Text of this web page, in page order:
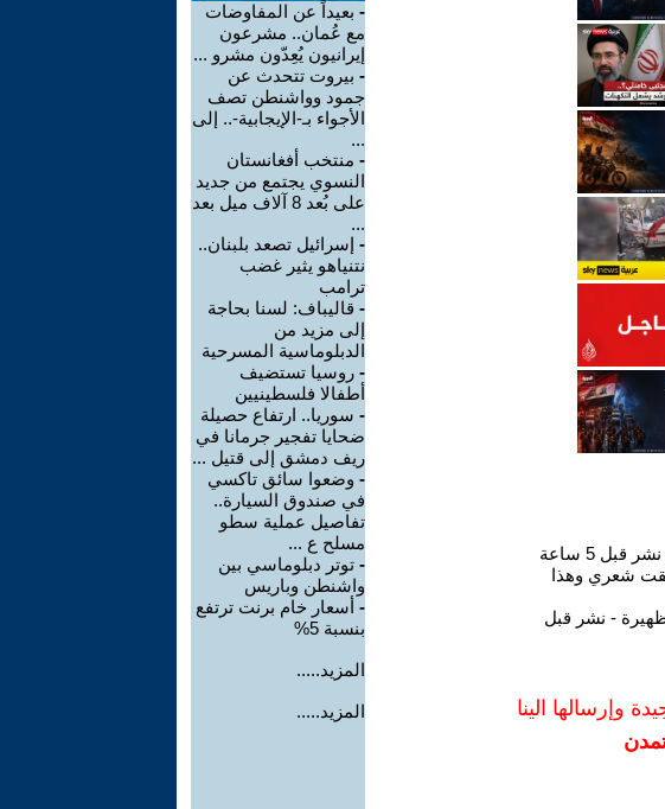
وإرسالها الينا
- بعيداً عن المفاوضات
مع عُمان.. مشرعون
إيرانيون يُعِدّون مشرو ...
- بيروت تتحدث عن
جمود وواشنطن تصف
الأجواء بـ-الإيجابية-.. إلى
...
- منتخب أفغانستان
النسوي يجتمع من جديد
على بُعد 8 آلاف ميل بعد
...
- إسرائيل تصعد بلبنان..
نتنياهو يثير غضب
ترامب
- قاليباف: لسنا بحاجة
إلى مزيد من
الدبلوماسية المسرحية
- روسيا تستضيف
أطفالا فلسطينيين
- سوريا.. ارتفاع حصيلة
ضحايا تفجير جرمانا في
ريف دمشق إلى قتيل ...
- وضعوا سائق تاكسي
في صندوق السيارة..
تفاصيل عملية سطو
مسلح ع ...
- توتر دبلوماسي بين
واشنطن وباريس
- أسعار خام برنت ترتفع
بنسبة 5%
المزيد.....
المزيد.....